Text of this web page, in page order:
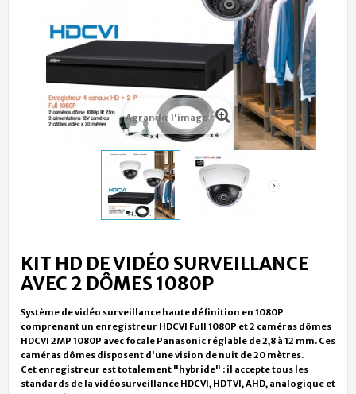
Agrandir l'image
KIT HD DE VIDÉO SURVEILLANCE
AVEC 2 DÔMES 1080P
Système de vidéo surveillance haute définition en 1080P
comprenant un enregistreur HDCVI Full 1080P et 2 caméras dômes
HDCVI 2MP 1080P avec focale Panasonic réglable de 2,8 à 12 mm. Ces
caméras dômes disposent d'une vision de nuit de 20 mètres.
Cet enregistreur est totalement "hybride" : il accepte tous les
standards de la vidéosurveillance HDCVI, HDTVI, AHD, analogique et